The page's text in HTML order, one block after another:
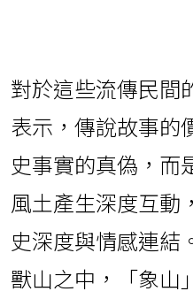
對於這些流傳民間
表示，傳說故事的
史事實的真偽，而
風土產生深度互動
史深度與情感連結
獸山之中，「象山